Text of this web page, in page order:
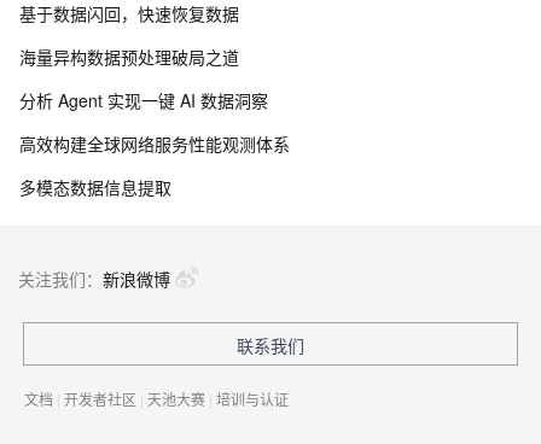
基于数据闪回，快速恢复数据
海量异构数据预处理破局之道
分析 Agent 实现一键 AI 数据洞察
高效构建全球网络服务性能观测体系
多模态数据信息提取
关注我们： 新浪微博
联系我们
文档 | 开发者社区 | 天池大赛 | 培训与认证